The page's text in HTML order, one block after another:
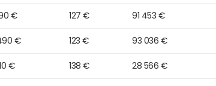
€ 127 € 91 453 €
€ 123 € 93 036 €
€ 138 € 28 566 €